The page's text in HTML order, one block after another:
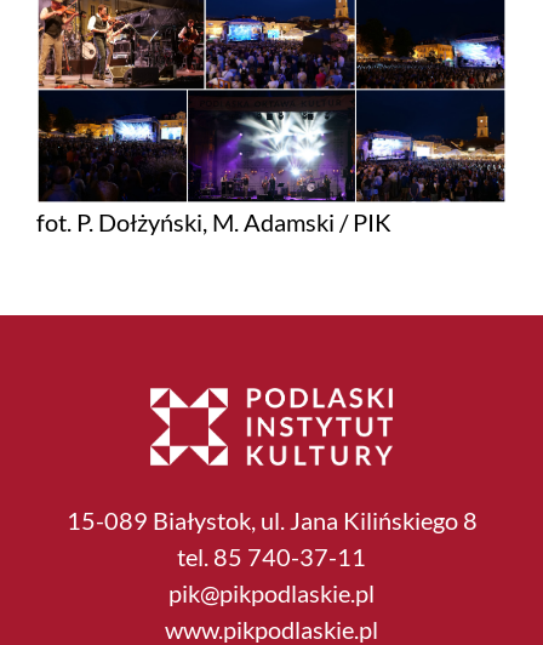
fot. P. Dołżyński, M. Adamski / PIK
15-089 Białystok, ul. Jana Kilińskiego 8
tel. 85 740-37-11
pik@pikpodlaskie.pl
www.pikpodlaskie.pl